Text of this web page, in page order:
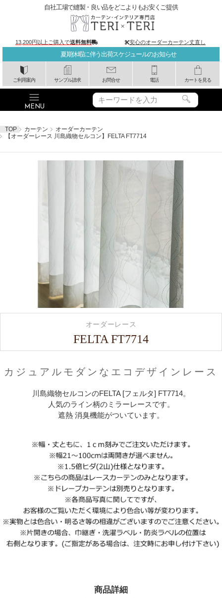
夏期休暇に伴う出荷スケジュールのお知らせ
ご利用案内 サンプル請求 お問合せ 電話 カートを見る
自社工場で縫製・良い品をどこよりもお安くご提供
13,200円以上ご購入で送料無料 安心のオーダーカーテン丈直し
TOP カーテン
オーダーカーテン
【オーダーレース 川島織物セルコン】FELTA FT7714
カジュアルモダンなエコデザインレース
オーダーレース
FELTA FT7714
川島織物セルコンのFELTA [フェルタ] FT7714。
人気のライン柄のミラーレースです。
遮熱 消臭機能がついています。
商品詳細